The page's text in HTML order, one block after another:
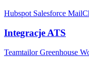
Hubspot Salesforce
Integracje ATS
TeamtailorGreenhouse